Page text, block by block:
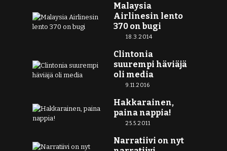
Malaysia
Airlinesin lento
370 on bugi
18.3.2014
Clintonia
suurempi häviäjä
oli media
9.11.2016
Hakkarainen,
paina nappia!
25.5.2011
Narratiivi on nyt